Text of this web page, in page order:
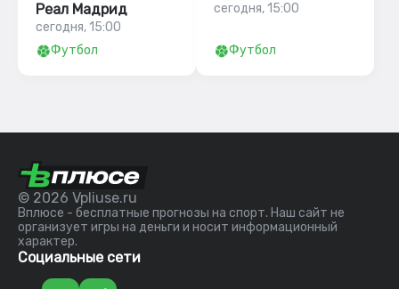
Реал Мадрид
сегодня, 15:00
Футбол
сегодня, 15:00
Футбол
© 2026 Vpliuse.ru
Вплюсе - бесплатные прогнозы на спорт. Наш сайт не
организует игры на деньги и носит информационный
характер.
Социальные сети